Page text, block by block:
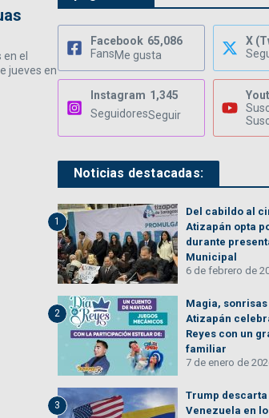
el
jueves en
Facebook 65,086
FansMe gusta
X
Instagram 1,345
SeguidoresSeguir
Noticias destacadas:
1
Del cabildo al
Atizapán opta
durante
Municipal
6 de febrero de
2
Magia,
Atizapán
Reyes con un
familiar
7 de enero de
3
Trump
Venezuela en